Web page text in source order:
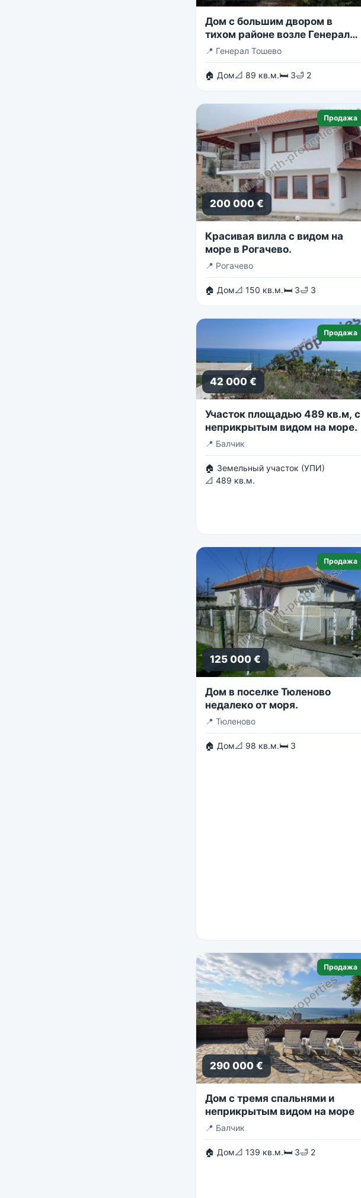
Дом с большим двором в
тихом районе возле Генерала
Тошево.
📍 Генерал Тошево
🏠 Дом📐 89 кв.м.🛏 3🛁 2
Продажа
200 000 €
Красивая вилла с видом на
море в Рогачево.
📍 Рогачево
🏠 Дом📐 150 кв.м.🛏 3🛁 3
Продажа
42 000 €
Участок площадью 489 кв.м, с
неприкрытым видом на море.
📍 Балчик
🏠 Земельный участок (УПИ)
📐 489 кв.м.
Продажа
125 000 €
Дом в поселке Тюленово
недалеко от моря.
📍 Тюленово
🏠 Дом📐 98 кв.м.🛏 3
Продажа
290 000 €
Дом с тремя спальнями и
неприкрытым видом на море
📍 Балчик
🏠 Дом📐 139 кв.м.🛏 3🛁 2